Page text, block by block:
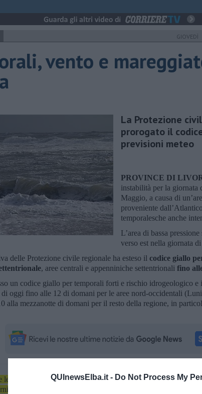
QUInewsElba.it - Do Not Process My
GIOVEDÌ
vento e
La Protezione
prorogato il
previsioni meteo
PROVINCE DI
instabilità per la giornata
Maggio, a causa di
proveniente
temporalesche anche
L’area di bassa
verso est nella giornata di
delle Protezione civile regionale ha esteso il codice giallo
, aree centrali e appenniniche settentrionali fino
un codice giallo per temporali forti e rischio idrogeologico
oggi fino alle 12 di domani per le aree nord-occidentali
alla mezzanotte di domani per il resto della regione, in
le notizie principali dell'isola d'Elba iscriviti allaNewsletter
alle 7:00 del mattino direttamente nella tua casella di posta.